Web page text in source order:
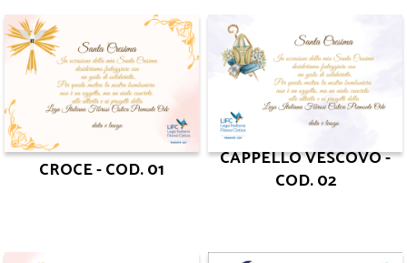
CROCE - COD. 01
CAPPELLO VESCOVO -
COD. 02